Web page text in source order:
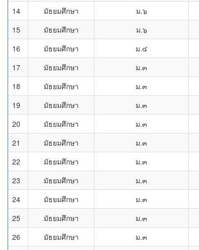
14
มัธยมศึกษา ม.๖
15
มัธยมศึกษา ม.๖
16
มัธยมศึกษา ม.๔
17
มัธยมศึกษา ม.๓
18
มัธยมศึกษา ม.๓
19
มัธยมศึกษา ม.๓
20
มัธยมศึกษา ม.๓
21
มัธยมศึกษา ม.๓
22
มัธยมศึกษา ม.๓
23
มัธยมศึกษา ม.๓
24
มัธยมศึกษา ม.๓
25
มัธยมศึกษา ม.๓
26
มัธยมศึกษา ม.๓